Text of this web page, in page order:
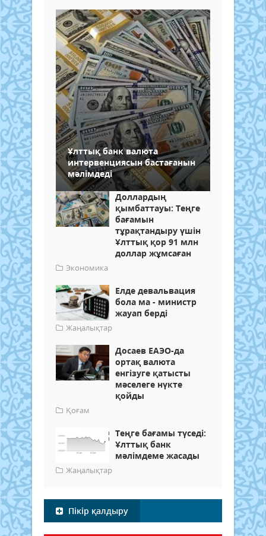
Ұлттық банк валюта
интервенциясын бастағанын
мәлімдеді
Доллардың
қымбаттауы: Теңге
бағамын
тұрақтандыру үшін
Ұлттық қор 91 млн
доллар жұмсаған
Экономика
Елде девальвация
бола ма - министр
жауап берді
Жаңалықтар
Досаев ЕАЭО-да
ортақ валюта
енгізуге қатысты
мәселеге нүкте
қойды
Қоғам
Теңге бағамы түседі:
Ұлттық банк
мәлімдеме жасады
Жаңалықтар
Пікір қалдыру